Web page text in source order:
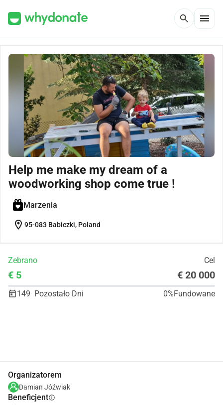
search menu
Help me make my dream of a
woodworking shop come true !
Marzenia
location_on 95-083 Babiczki, Poland
Zebrano Cel
€ 5 € 20 000
149 Pozostało Dni 0%Fundowane
Organizatorem
Damian Jóźwiak
Beneficjentinfo